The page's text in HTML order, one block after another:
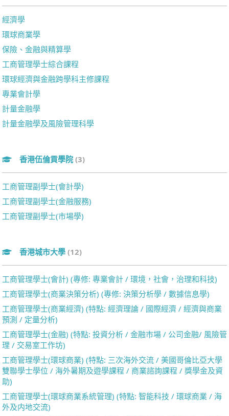
經濟學
環球商業學
保險、金融與精算學
工商管理學士綜合課程
環球經濟與金融跨學科主修課程
專業會計學
計量金融學
計量金融學及風險管理科學
香港伍倫貢學院 (3)
工商管理副學士(會計學)
工商管理副學士(金融服務)
工商管理副學士(市場學)
香港城市大學 (12)
工商管理學士(會計) (專修: 專業會計 / 環境，社會，治理和科技)
工商管理學士(商業決策分析) (專修: 決策分析學 / 數據信息學)
工商管理學士(商業經濟) (特點: 經濟理論 / 國際經濟 / 經濟與商業
預測 / 定量分析)
工商管理學士(金融) (特點: 投資分析 / 金融市場 / 公司金融/ 風險管
理 / 交易室工作坊)
工商管理學士(環球商業) (特點: 三次海外交流 / 美國哥倫比亞大學
雙聯學士學位 / 海外暑期及遊學課程 / 商業諮詢課程 / 獎學金及資
助)
工商管理學士(環球商業系統管理) (特點: 智能科技 / 環球商業 / 海
外及内地交流)